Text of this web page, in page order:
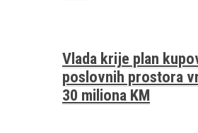
Vlada krije plan
poslovnih prostora
30 miliona KM